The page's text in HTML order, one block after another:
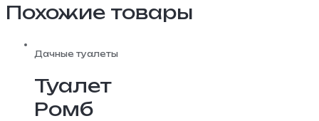
Похожие товары
Дачные туалеты
Туалет
Ромб